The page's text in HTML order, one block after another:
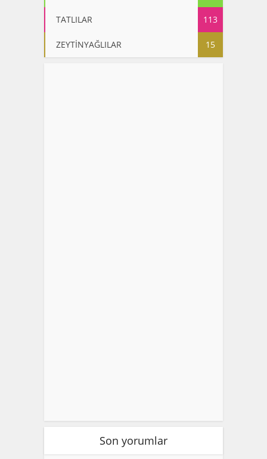
TATLILAR 113
ZEYTİNYAĞLILAR 15
Son yorumlar